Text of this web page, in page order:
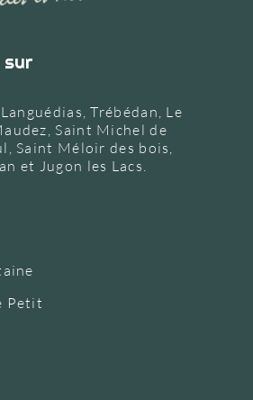
Trébédan, Le
Saint Michel de
Saint Méloir des bois,
et Jugon les Lacs.
Petit